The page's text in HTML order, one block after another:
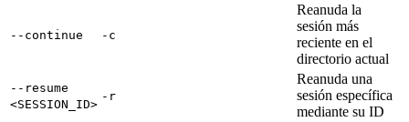
--continue -c
Reanuda la
sesión más
reciente en el
directorio actual
--resume
<SESSION_ID>
-r
Reanuda una
sesión específica
mediante su ID